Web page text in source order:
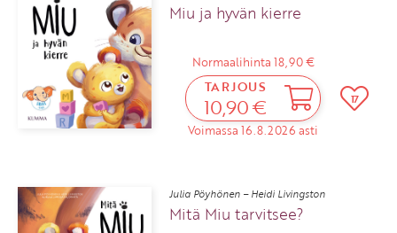
Miu ja hyvän kierre
Normaalihinta 18,90 €
TARJOUS
10,90 €
Voimassa 16.8.2026 asti
17
Julia Pöyhönen – Heidi Livingston
Mitä Miu tarvitsee?